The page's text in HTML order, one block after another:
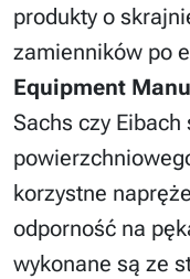
produkty o
zamienników po
Equipment
Sachs czy
korzystne
odporność na
wykonane są ze